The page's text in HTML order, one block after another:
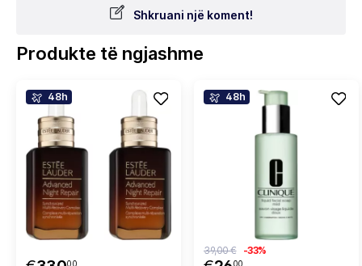
Shkruani një koment!
Produkte të ngjashme
48h
00
48h
00
39,00 € -33%